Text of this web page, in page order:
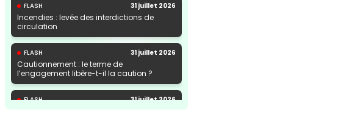
FLASH 31 juillet 2026
Incendies : levée des interdictions de
circulation
FLASH 31 juillet 2026
Cautionnement : le terme de
l’engagement libère-t-il la caution ?
FLASH 31 juillet 2026
Transport fluvial de marchandises : une